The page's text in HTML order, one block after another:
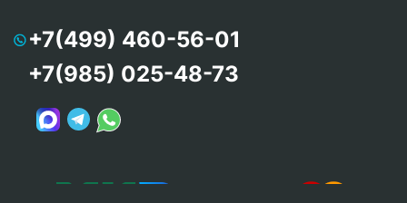
+7(499) 460-56-01
+7(985) 025-48-73